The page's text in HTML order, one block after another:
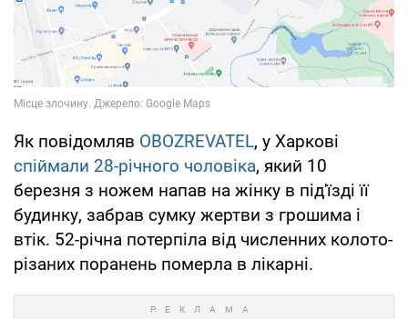
Як повідомляв OBOZREVATEL, у Харкові
спіймали 28-річного чоловіка, який 10
березня з ножем напав на жінку в під'їзді її
будинку, забрав сумку жертви з грошима і
втік. 52-річна потерпіла від численних колото-
різаних поранень померла в лікарні.